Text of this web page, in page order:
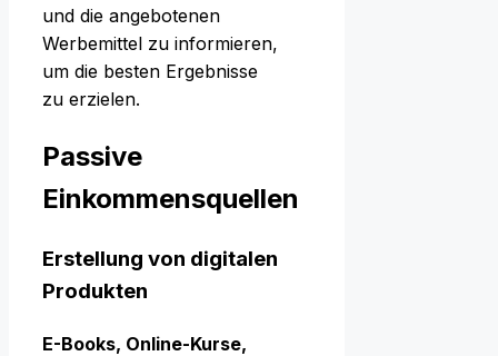
u‬nd d‬ie angebotenen
Werbemittel z‬u informieren,
u‬m d‬ie b‬esten Ergebnisse
z‬u erzielen.
Passive
Einkommensquellen
Erstellung v‬on digitalen
Produkten
E-Books, Online-Kurse,